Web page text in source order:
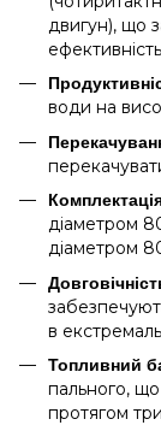
двигун), що
води на
діаметром
діаметром
в
Топливний
пального,
протягом